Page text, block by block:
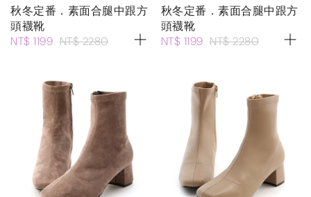
秋冬定番．素面合腿中跟方
頭襪靴
NT$ 1199 NT$ 2280
秋冬定番．素面合腿中跟方
頭襪靴
NT$ 1199 NT$ 2280